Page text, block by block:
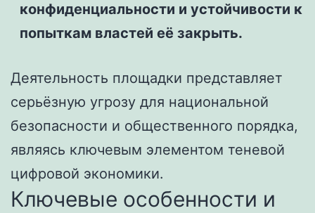
конфиденциальности и устойчивости к
попыткам властей её закрыть.
Деятельность площадки представляет
серьёзную угрозу для национальной
безопасности и общественного порядка,
являясь ключевым элементом теневой
цифровой экономики.
Ключевые особенности и